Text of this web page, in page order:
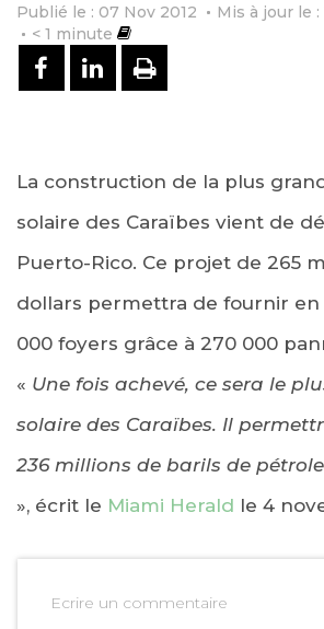
Publié le : 07 Nov 2012
Mis à jour le :
< 1 minute
PARTAGER SUR
PARTAGER SUR
IMPRIMER
La construction de la plus
solaire des Caraïbes vient de
Puerto-Rico. Ce projet de 265
dollars permettra de fournir en
000 foyers grâce à 270 000
« Une fois achevé, ce sera le
solaire des Caraïbes. Il
236 millions de barils de
», écrit le Miami Herald le 4
Ecrire un commentaire